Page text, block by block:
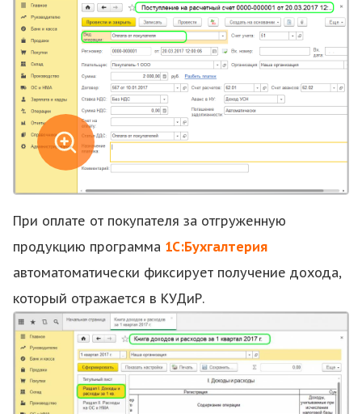
При оплате от покупателя за отгруженную
продукцию программа 1С:Бухгалтерия
автоматоматически фиксирует получение дохода,
который отражается в КУДиР.